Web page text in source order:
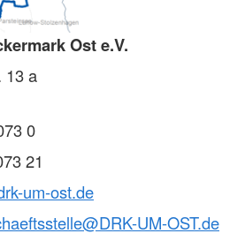
Ost e.V.
13 a
0
21
um-ost.de
UM-OST.de